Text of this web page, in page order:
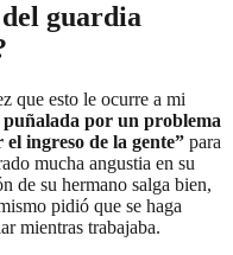
guardia
que esto le ocurre a mi
por un problema
ingreso de la gente” para
mucha angustia en su
de su hermano salga bien,
pidió que se haga
mientras trabajaba.